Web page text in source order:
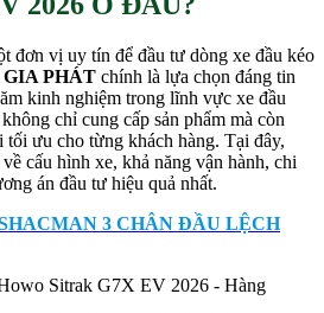
đơn vị uy tín để đầu tư dòng xe đầu kéo
PHÁT chính là lựa chọn đáng tin
kinh nghiệm trong lĩnh vực xe đầu
chỉ cung cấp sản phẩm mà còn
tối ưu cho từng khách hàng. Tại đây,
cấu hình xe, khả năng vận hành, chi
án đầu tư hiệu quả nhất.
3 CHÂN ĐẦU LỆCH